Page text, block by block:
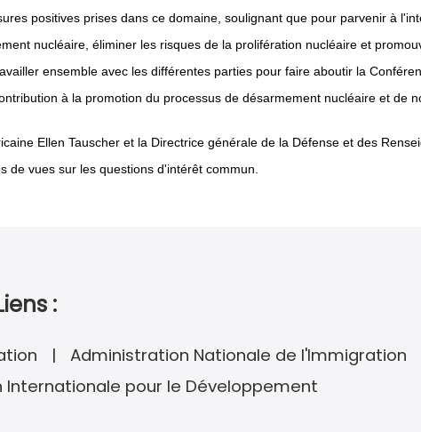
positives prises dans ce domaine, soulignant que pour parvenir à
nucléaire, éliminer les risques de la prolifération nucléaire et
ensemble avec les différentes parties pour faire aboutir la
à la promotion du processus de désarmement nucléaire et de
Ellen Tauscher et la Directrice générale de la Défense et des
de vues sur les questions d'intérêt commun.
:
Administration Nationale de l'Immigration
pour le Développement